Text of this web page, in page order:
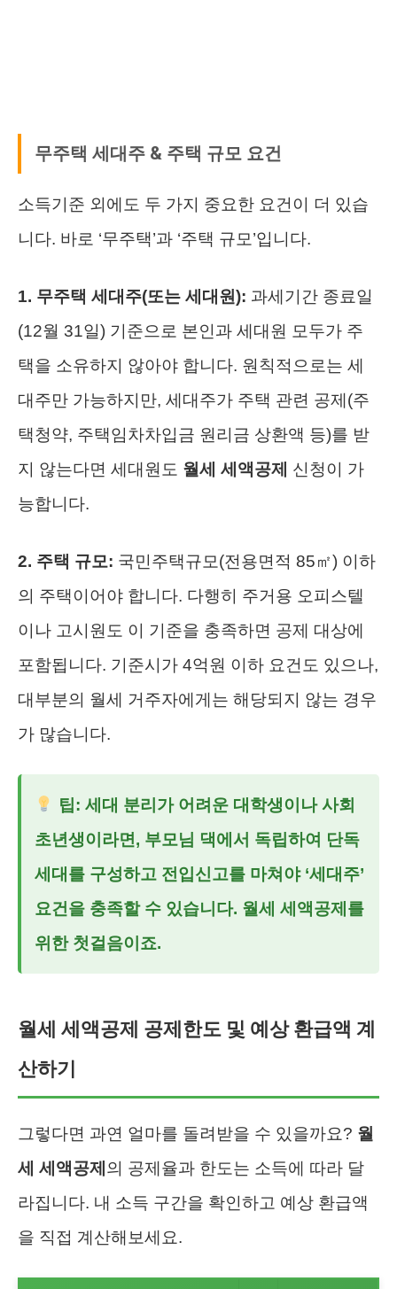
무주택 세대주 & 주택 규모 요건
소득기준 외에도 두 가지 중요한 요건이 더 있습
니다. 바로 ‘무주택’과 ‘주택 규모’입니다.
1. 무주택 세대주(또는 세대원): 과세기간 종료일
(12월 31일) 기준으로 본인과 세대원 모두가 주
택을 소유하지 않아야 합니다. 원칙적으로는 세
대주만 가능하지만, 세대주가 주택 관련 공제(주
택청약, 주택임차차입금 원리금 상환액 등)를 받
지 않는다면 세대원도 월세 세액공제 신청이 가
능합니다.
2. 주택 규모: 국민주택규모(전용면적 85㎡) 이하
의 주택이어야 합니다. 다행히 주거용 오피스텔
이나 고시원도 이 기준을 충족하면 공제 대상에
포함됩니다. 기준시가 4억원 이하 요건도 있으나,
대부분의 월세 거주자에게는 해당되지 않는 경우
가 많습니다.
팁: 세대 분리가 어려운 대학생이나 사회
초년생이라면, 부모님 댁에서 독립하여 단독
세대를 구성하고 전입신고를 마쳐야 ‘세대주’
요건을 충족할 수 있습니다. 월세 세액공제 를
위한 첫걸음이죠.
월세 세액공제 공제한도 및 예상 환급액 계
산하기
그렇다면 과연 얼마를 돌려받을 수 있을까요? 월
세 세액공제 의 공제율과 한도는 소득에 따라 달
라집니다. 내 소득 구간을 확인하고 예상 환급액
을 직접 계산해보세요.